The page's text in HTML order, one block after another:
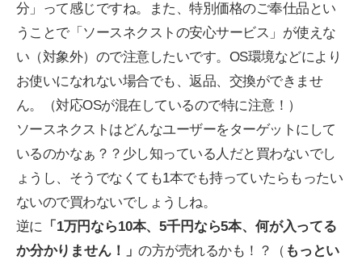
分」って感じですね。また、特別価格のご奉仕品とい
うことで「ソースネクストの安心サービス」が使えな
い（対象外）ので注意したいです。OS環境などにより
お使いになれない場合でも、返品、交換ができませ
ん。（対応OSが混在しているので特に注意！）
ソースネクストはどんなユーザーをターゲットにして
いるのかなぁ？？少し知っている人だと買わないでし
ょうし、そうでなくても1本でも持っていたらもったい
ないので買わないでしょうしね。
逆に 「1万円なら10本、5千円なら5本、何が入ってる
か分かりません！」の方が売れるかも！？（ もっとい